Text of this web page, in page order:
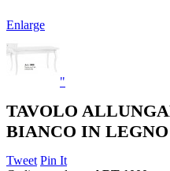
Enlarge
"
TAVOLO
BIANCO IN LEGNO
Tweet Pin It